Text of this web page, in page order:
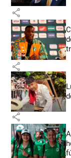
share
share
share